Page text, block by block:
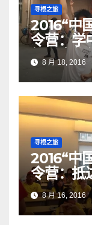
寻根之旅
2016“中
令营：学
细品中华
8 月 18, 2016
寻根之旅
2016“中
令营：抵
之旅！
8 月 16, 2016